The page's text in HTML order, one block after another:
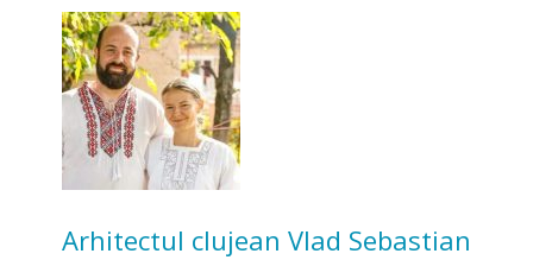
Acum cultivă legume în grădina
bunicilor
Arhitectul clujean Vlad Sebastian